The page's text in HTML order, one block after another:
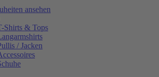
ansehen
Shirts & Tops
/ Jacken